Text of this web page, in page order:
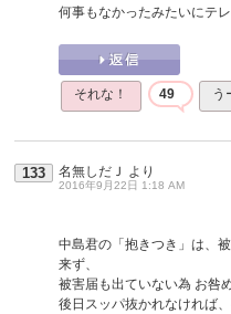
何事もなかったみたいにテ
それな！ 49 う
133 名無しだＪ より
2016年9月22日 1:18 AM
中島君の「抱きつき」は、
来ず、
被害届も出ていない為 お咎
後日スッパ抜かれなければ